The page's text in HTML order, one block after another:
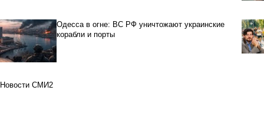
Одесса в огне: ВС РФ уничтожают украинские
корабли и порты
Новости СМИ2